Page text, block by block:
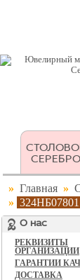
СЕРЕБРО
» Главная »
»
О нас
РЕКВИЗИТЫ
ОРГАНИЗАЦИИ
ГАРАНТИИ
ДОСТАВКА